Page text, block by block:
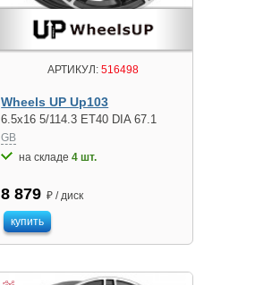
АРТИКУЛ: 516498
Wheels UP Up103
6.5x16 5/114.3 ET40 DIA 67.1
GB
на складе4 шт.
8 879 ₽ / диск
купить